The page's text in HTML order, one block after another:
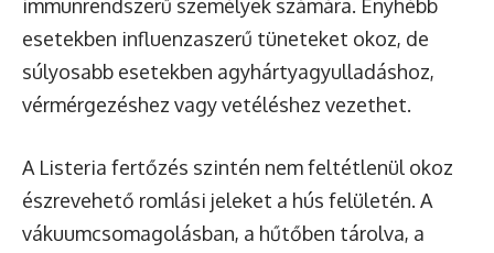
immunrendszerű személyek számára. Enyhébb
esetekben influenzaszerű tüneteket okoz, de
súlyosabb esetekben agyhártyagyulladáshoz,
vérmérgezéshez vagy vetéléshez vezethet.
A Listeria fertőzés szintén nem feltétlenül okoz
észrevehető romlási jeleket a hús felületén. A
vákuumcsomagolásban, a hűtőben tárolva, a